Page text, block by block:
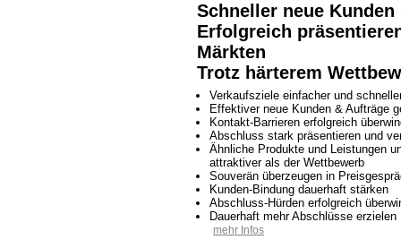
Schneller neue
Erfolgreich
Märkten
Trotz härterem
Verkaufsziele einfacher und
Effektiver neue Kunden & Aufträge
Kontakt-Barrieren erfolgreich
Abschluss stark präsentieren und
Ähnliche Produkte und Leistungen
attraktiver als der Wettbewerb
Souverän überzeugen in
Kunden-Bindung dauerhaft stärken
Abschluss-Hürden erfolgreich
Dauerhaft mehr Abschlüsse erzielen
mehr Infos